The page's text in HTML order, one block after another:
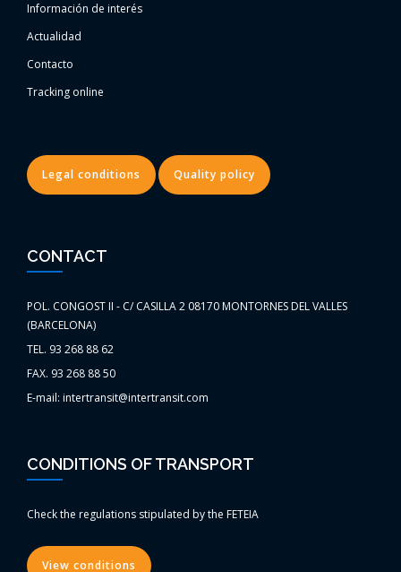
Información de interés
Actualidad
Contacto
Tracking online
Legal conditions Quality policy
CONTACT
POL. CONGOST II - C/ CASILLA 2 08170 MONTORNES DEL VALLES
(BARCELONA)
TEL. 93 268 88 62
FAX. 93 268 88 50
E-mail: intertransit@intertransit.com
CONDITIONS OF TRANSPORT
Check the regulations stipulated by the FETEIA
View conditions